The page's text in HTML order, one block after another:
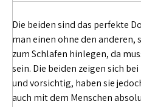
Die beiden sind das perfekte
man einen ohne den anderen,
zum Schlafen hinlegen, da
sein. Die beiden zeigen sich
und vorsichtig, haben sie
auch mit dem Menschen